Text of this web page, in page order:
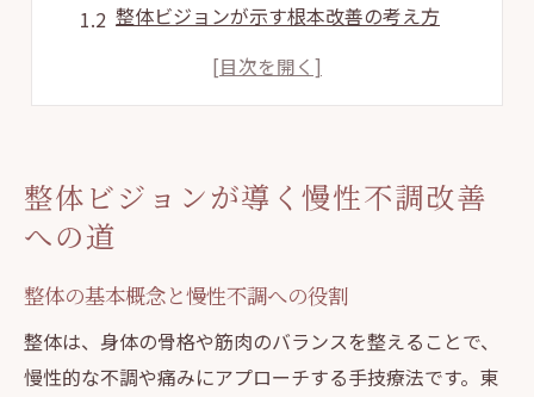
整体ビジョンが示す根本改善の考え方
整体施術で期待できる身体変化と効果
日常に取り入れる整体のセルフケア術
整体を活用した毎日の簡単セルフケア術
自宅で実践できる整体的ストレッチ方法
整体発想で日常動作を見直すコツと効果
整体セルフケアで再発予防を目指す理由
整体ビジョンが導く慢性不調改善
への道
整体の基本概念と慢性不調への役割
整体は、身体の骨格や筋肉のバランスを整えることで、
慢性的な不調や痛みにアプローチする手技療法です。東